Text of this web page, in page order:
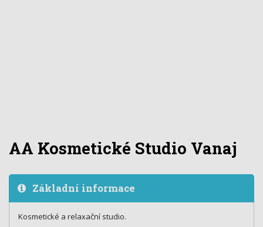
AA Kosmetické Studio Vanaj
Základní informace
Kosmetické a relaxační studio.